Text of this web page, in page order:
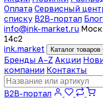
Оплата Сервисный
списку B2B-портал Блог
info@ink-market.ru
14с2
ink.market Каталог товаров
Бренды A–Z Акции
компании Контакты
B2B-портал